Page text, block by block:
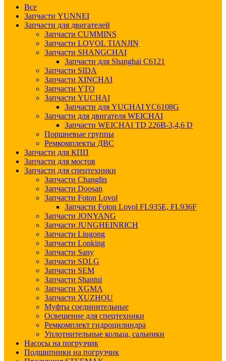
Все
Запчасти YUNNEI
Запчасти для двигателей
Запчасти CUMMINS
Запчасти LOVOL TIANJIN
Запчасти SHANGCHAI
Запчасти для Shanghai C6121
Запчасти SIDA
Запчасти XINCHAI
Запчасти YTO
Запчасти YUCHAI
Запчасти для YUCHAI YC6108G
Запчасти для двигателя WEICHAI
Запчасти WEICHAI TD 226B-3,4,6 D
Поршневые группы
Ремкомплекты ДВС
Запчасти для КПП
Запчасти для мостов
Запчасти для спецтехники
Запчасти Changlin
Запчасти Doosan
Запчасти Foton Lovol
Запчасти Foton Lovol FL935E, FL936F
Запчасти JONYANG
Запчасти JUNGHEINRICH
Запчасти Liugong
Запчасти Lonking
Запчасти Sany
Запчасти SDLG
Запчасти SEM
Запчасти Shantui
Запчасти XGMA
Запчасти XUZHOU
Муфты соединительные
Освещение для спецтехники
Ремкомплект гидроцилиндра
Уплотнительные кольца, сальники
Насосы на погрузчик
Подшипники на погрузчик